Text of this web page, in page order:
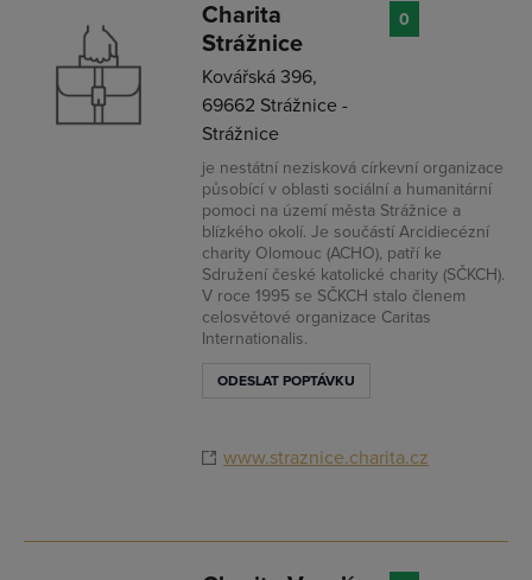
Charita
Strážnice
Kovářská 396,
69662 Strážnice -
Strážnice
je nestátní nezisková církevní organizace
působící v oblasti sociální a humanitární
pomoci na území města Strážnice a
blízkého okolí. Je součástí Arcidiecézní
charity Olomouc (ACHO), patří ke
Sdružení české katolické charity (SČKCH).
V roce 1995 se SČKCH stalo členem
celosvětové organizace Caritas
Internationalis.
ODESLAT POPTÁVKU
www.straznice.charita.cz
0